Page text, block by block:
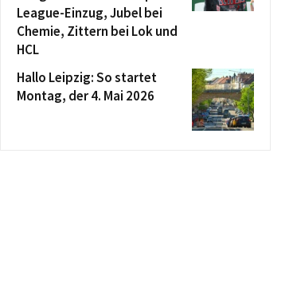
League-Einzug, Jubel bei
Chemie, Zittern bei Lok und
HCL
Hallo Leipzig: So startet
Montag, der 4. Mai 2026